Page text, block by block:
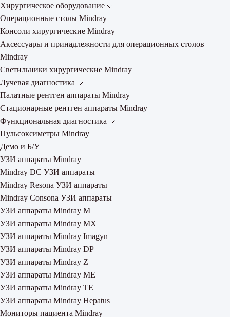
Хирургическое оборудование
Операционные столы Mindray
Консоли хирургические Mindray
Аксессуары и принадлежности для операционных столов
Mindray
Светильники хирургические Mindray
Лучевая диагностика
Палатные рентген аппараты Mindray
Стационарные рентген аппараты Mindray
Функциональная диагностика
Пульсоксиметры Mindray
Демо и Б/У
УЗИ аппараты Mindray
Mindray DC УЗИ аппараты
Mindray Resona УЗИ аппараты
Mindray Consona УЗИ аппараты
УЗИ аппараты Mindray M
УЗИ аппараты Mindray MX
УЗИ аппараты Mindray Imagyn
УЗИ аппараты Mindray DP
УЗИ аппараты Mindray Z
УЗИ аппараты Mindray ME
УЗИ аппараты Mindray TE
УЗИ аппараты Mindray Hepatus
Мониторы пациента Mindray